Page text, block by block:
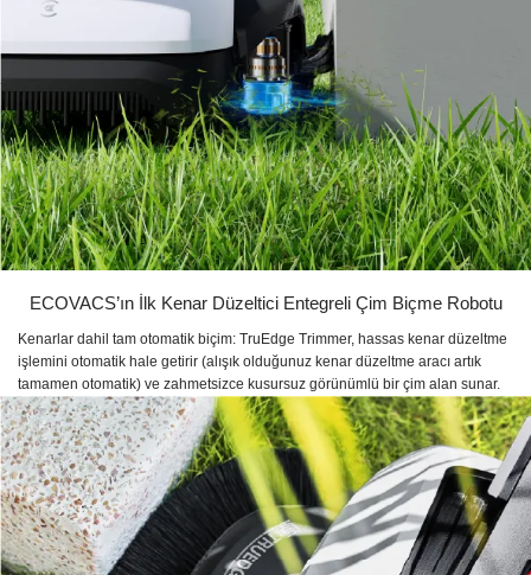
ECOVACS’ın İlk Kenar Düzeltici Entegreli Çim Biçme Robotu
Kenarlar dahil tam otomatik biçim: TruEdge Trimmer, hassas kenar düzeltme
işlemini otomatik hale getirir (alışık olduğunuz kenar düzeltme aracı artık
tamamen otomatik) ve zahmetsizce kusursuz görünümlü bir çim alan sunar.